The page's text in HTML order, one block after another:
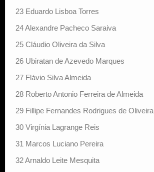
23 Eduardo Lisboa Torres
24 Alexandre Pacheco Saraiva
25 Cláudio Oliveira da Silva
26 Ubiratan de Azevedo Marques
27 Flávio Silva Almeida
28 Roberto Antonio Ferreira de Almeida
29 Fillipe Fernandes Rodrigues de Oliveira
30 Virgínia Lagrange Reis
31 Marcos Luciano Pereira
32 Arnaldo Leite Mesquita